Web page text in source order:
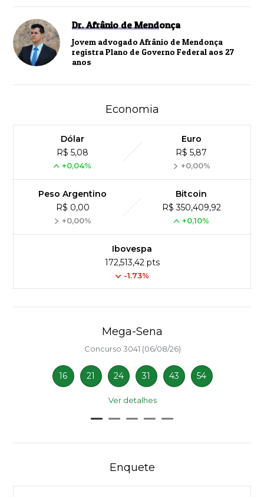
Dr. Afrânio de Mendonça
Jovem advogado Afrânio de Mendonça
registra Plano de Governo Federal aos 27
anos
Economia
Dólar
R$ 5,08
+0,04%
Euro
R$ 5,87
+0,00%
Peso Argentino
R$ 0,00
+0,00%
Bitcoin
R$ 350,409,92
+0,10%
Ibovespa
172,513,42 pts
-1.73%
Mega-Sena
Concurso 3041 (06/08/26)
16 21 24 31 43 54
Ver detalhes
Enquete